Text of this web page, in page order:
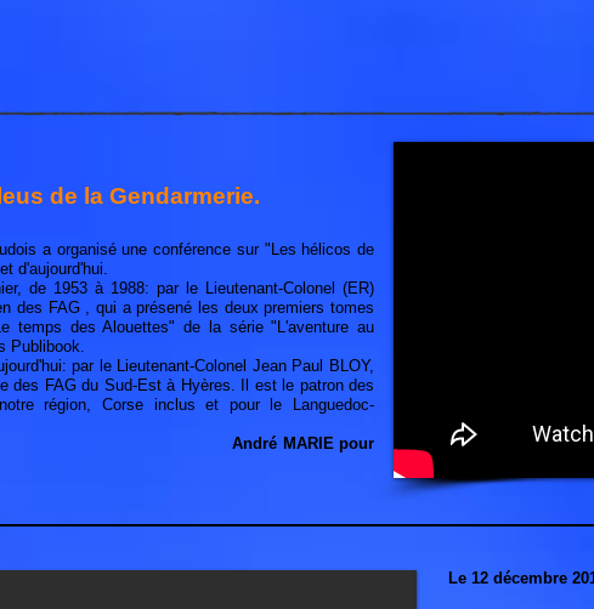
de la Gendarmerie.
a organisé une conférence sur "Les hélicos de
d'aujourd'hui.
de 1953 à 1988: par le Lieutenant-Colonel (ER)
des FAG , qui a présené les deux premiers tomes
temps des Alouettes" de la série "L'aventure au
Publibook.
par le Lieutenant-Colonel Jean Paul BLOY,
des FAG du Sud-Est à Hyères. Il est le patron des
région, Corse inclus et pour le Languedoc-
André MARIE pour
Le 12 décembre